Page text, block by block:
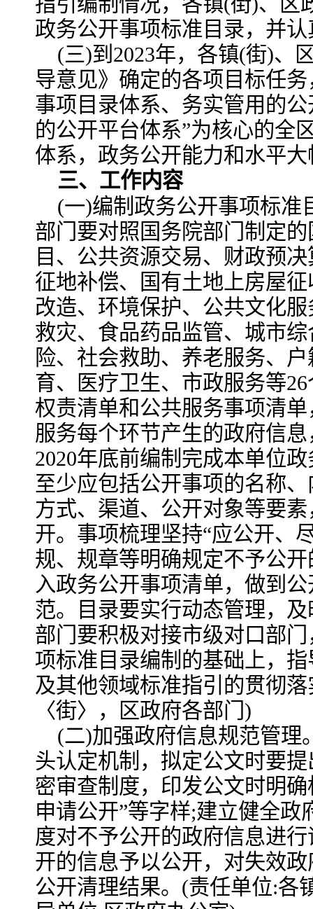
政务公开事项标准目录，并
(三)到2023年，各镇(街)、
导意见》确定的各项目标任
事项目录体系、务实管用的
的公开平台体系”为核心的全
体系，政务公开能力和水平
三、工作内容
(一)编制政务公开事项标准
部门要对照国务院部门制定
目、公共资源交易、财政预
征地补偿、国有土地上房屋
改造、环境保护、公共文化
救灾、食品药品监管、城市
险、社会救助、养老服务、
育、医疗卫生、市政服务等
权责清单和公共服务事项清
服务每个环节产生的政府信
2020年底前编制完成本单位
至少应包括公开事项的名称
方式、渠道、公开对象等要
开。事项梳理坚持“应公开、
规、规章等明确规定不予公
入政务公开事项清单，做到
范。目录要实行动态管理，
部门要积极对接市级对口部
项标准目录编制的基础上，
及其他领域标准指引的贯彻
〈街〉，区政府各部门)
(二)加强政府信息规范管理
头认定机制，拟定公文时要
密审查制度，印发公文时明
申请公开”等字样;建立健全
度对不予公开的政府信息进
开的信息予以公开，对失效
公开清理结果。(责任单位:各